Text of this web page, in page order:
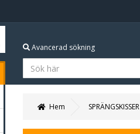
Avancerad sökning
Hem SPRÄNGSKISSER